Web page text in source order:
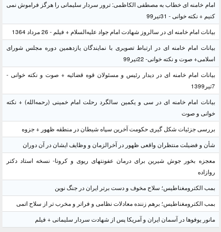
امام خامنه ای خطاب به مصطفی الکاظمی: ترور سردار سلیمانی را هرگز فراموش نمی
کنیم + نکته خوانی - 31تیر99
بیانات امام خامنه ای در سالروز شهادت امام جواد علیه‌السلام + فیلم - 26 مرداد 1364
بیانات امام خامنه ای در ارتباط تصویری با نمایندگان یازدهمین دوره مجلس شورای
اسلامی+ صوت و نکته خوانی- 22تیر99
بیانات امام خامنه ای در دیدار رئیس و مسئولان قوه قضائیه + صوت و نکته خوانی -
7تیر1399
بیانات امام خامنه ای در سی و یکمین سالگرد رحلت امام خمینی (رحمه‌الله) + نکته
خوانی و صوت
بررسی جزئیات شکل گیری حکومت آخرین سپاه شیطان در منطقه ظهور + جزوه
شأن و فضیلت منتظران واقعی ظهور در آخرالزمان و وظایف ایشان در آن دوران
معجزه بخور جوش شیرین برای درمان عفونتهای ریوی و کرونا- نسخه استاد دکتر
روازاده
بمب الکترومغناطیس؛ سلاح مخوف و دست برتر ایران در جنگ نوین
بمب الکترومغناطیس؛ برهم زننده معادلات نظامی و فراتر و مخرب تر از سلاح اتمی
مانور یوفوها در آسمان ایران و آمریکا پس از شهادت سردار سلیمانی + فیلم